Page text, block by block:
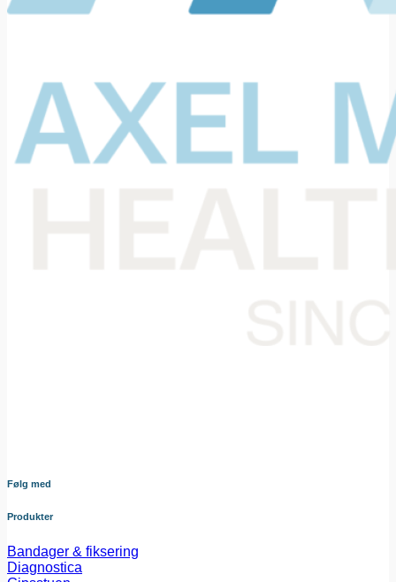
Følg med
Produkter
Bandager & fiksering
Diagnostica